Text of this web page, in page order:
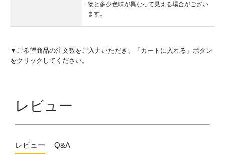
物と多少色味が異なって見える場合がござい
ます。
▼ご希望商品の注文数をご入力いただき、「カートに入れる」ボタン
をクリックしてください。
レビュー
レビュー Q&A